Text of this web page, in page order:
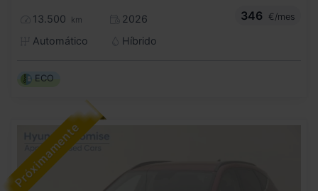
13.500 km
2026
Automático
Híbrido
346
€/mes
ECO